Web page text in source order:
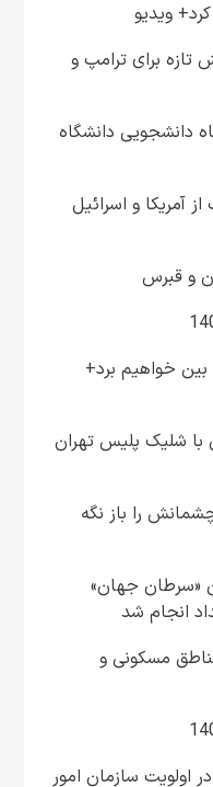
ویدیو
برای ترامپ و
دانشجویی دانشگاه
آمریکا و اسرائیل
و قبرس
بین خواهیم برد+
با شلیک پلیس تهران
را باز نگه
«سرطان جهان»
انجام شد
مسکونی و
اولویت سازمان امور